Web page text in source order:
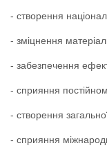
- створення
- зміцнення
- забезпечення
- сприяння
- створення
- сприяння